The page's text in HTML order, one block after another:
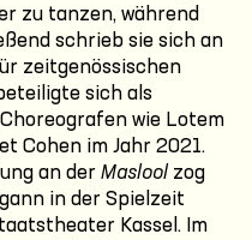
zu tanzen, während
schrieb sie sich an
zeitgenössischen
sich als
wie Lotem
Cohen im Jahr 2021.
an der Maslool zog
in der Spielzeit
Kassel. Im